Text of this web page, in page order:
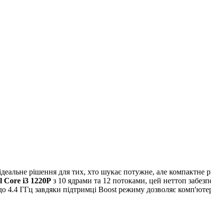
рішення для тих, хто шукає потужне, але компактне
Core i3 1220P з 10 ядрами та 12 потоками, цей неттоп
4.4 ГГц завдяки підтримці Boost режиму дозволяє